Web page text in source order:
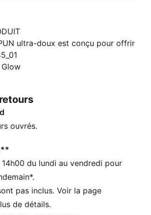
ultra-doux est conçu pour offrir
sur le green. Ce
dryCELL qui évacue
dans les quatre sens
différence à chaque swing.
+ AVANTAGES
de poly/spandex haute
les plus élevées tout en
d’un coton ultra doux
un minimum de 90 % de matériaux
ouvrés.
du lundi au vendredi pour
pas inclus. Voir la page
de détails.